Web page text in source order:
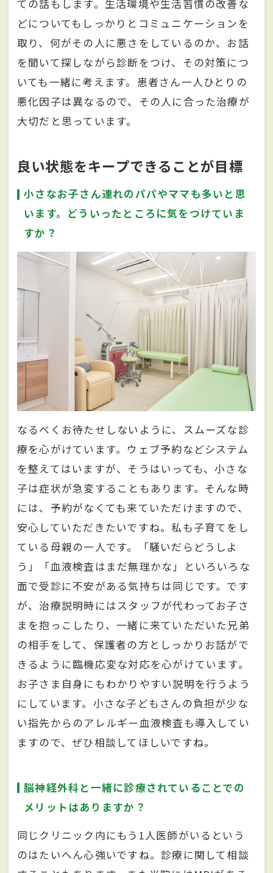
ての話もします。生活環境や生活習慣の改善な
どについてもしっかりとコミュニケーションを
取り、何がその人に悪さをしているのか、お話
を聞いて探しながら診断をつけ、その対策につ
いても一緒に考えます。患者さん一人ひとりの
悪化因子は異なるので、その人に合った治療が
大切だと思っています。
良い状態をキープできることが目標
小さなお子さん連れのパパやママも多いと思
います。どういったところに気をつけていま
すか？
なるべくお待たせしないように、スムーズな診
療を心がけています。ウェブ予約などシステム
を整えてはいますが、そうはいっても、小さな
子は症状が急変することもあります。そんな時
には、予約がなくても来ていただけますので、
安心していただきたいですね。私も子育てをし
ている母親の一人です。「騒いだらどうしよ
う」「血液検査はまだ無理かな」といろいろな
面で受診に不安がある気持ちは同じです。です
が、治療説明時にはスタッフが代わってお子さ
まを抱っこしたり、一緒に来ていただいた兄弟
の相手をして、保護者の方としっかりお話がで
きるように臨機応変な対応を心がけています。
お子さま自身にもわかりやすい説明を行うよう
にしています。小さな子どもさんの負担が少な
い指先からのアレルギー血液検査も導入してい
ますので、ぜひ相談してほしいですね。
脳神経外科と一緒に診療されていることでの
メリットはありますか？
同じクリニック内にもう1人医師がいるという
のはたいへん心強いですね。診療に関して相談